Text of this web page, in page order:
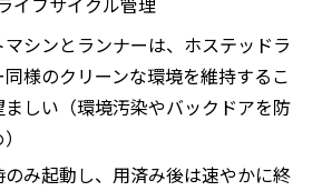
マシンとランナーは、ホステッドラ
同様のクリーンな環境を維持するこ
ましい（環境汚染やバックドアを防
のみ起動し、用済み後は速やかに終